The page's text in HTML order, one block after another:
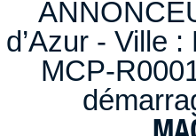
d’Azur - Ville
MCP-